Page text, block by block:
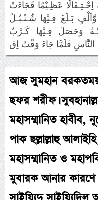
اِحْـتِـفَالًا عَظِـيْمًا فَجَاءَتْ
بَـلَغَ فِـيْهَا شُـنْـبُـلُ
وَحَصَلَ فِـيْهَا كَـرْبٌ
আজ সুমহান বরকতময়
ছফর শরীফ।
মহাসম্মানিত হাবীব,
পাক ছল্লাল্লাহু
মহাসম্মানিত ও
মুবারক আনার কারণে